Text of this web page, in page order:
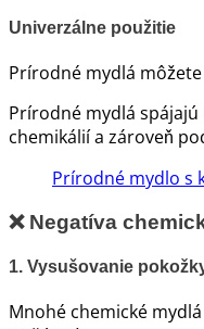
Univerzálne použitie
Prírodné mydlá
Prírodné mydlá
chemikálií a zároveň
Prírodné mydlo s
❌Negatíva
1. Vysušovanie
Mnohé chemické